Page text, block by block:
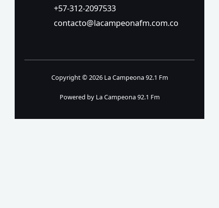
+57-312-2097533
contacto@lacampeonafm.com.co
Copyright © 2026 La Campeona 92.1 Fm
Powered by La Campeona 92.1 Fm